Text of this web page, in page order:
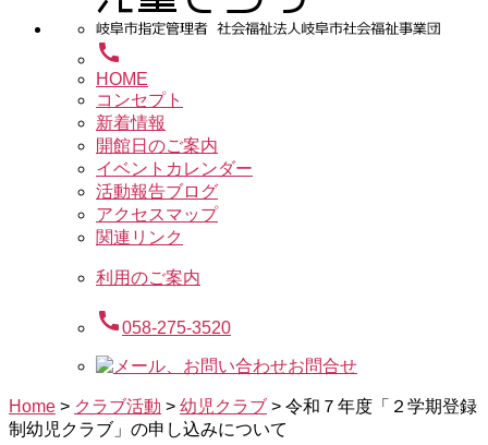
call
HOME
コンセプト
新着情報
開館日のご案内
イベントカレンダー
活動報告ブログ
アクセスマップ
関連リンク
利用のご案内
call058-275-3520
お問合せ
Home > クラブ活動 > 幼児クラブ > 令和７年度「２学期登録
制幼児クラブ」の申し込みについて